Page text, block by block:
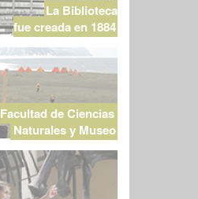
La Biblioteca
fue creada en 1884
Facultad de Ciencias
Naturales y Museo